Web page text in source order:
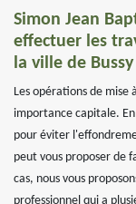
Simon Jean
effectuer les
la ville de
Les opérations de mise
importance capitale.
pour éviter
peut vous proposer de
cas, nous vous
professionnel qui a